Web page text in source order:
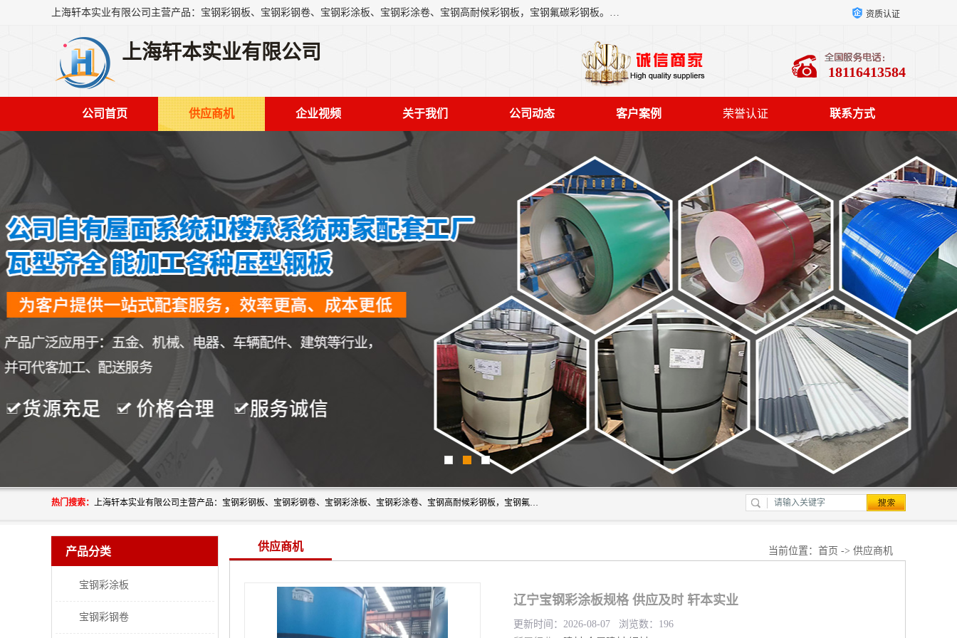
上海轩本实业有限公司主营产品：宝钢彩钢板、宝钢彩钢卷、宝钢彩涂板、宝钢彩涂卷、宝钢高耐候彩钢板，宝钢氟碳彩钢板。是一家集钢铁贸易，物流、加工为一体的产业全配套公司。 资质认证
上海轩本实业有限公司
18116413584
公司首页 供应商机 企业视频 关于我们 公司动态 客户案例 荣誉认证 联系方式
热门搜索： 上海轩本实业有限公司主营产品：宝钢彩钢板、宝钢彩钢卷、宝钢彩涂板、宝钢彩涂卷、宝钢高耐候彩钢板，宝钢氟碳彩钢板。是一家集钢铁贸易，物流、加工为一体的产业全配套公司。
产品分类
宝钢彩涂板
宝钢彩钢卷
供应商机 当前位置： 首页 -> 供应商机
辽宁宝钢彩涂板规格 供应及时 轩本实业
更新时间：2026-08-07 浏览数：196